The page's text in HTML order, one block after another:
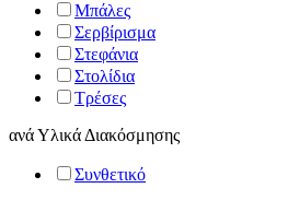
Μπάλες
Σερβίρισμα
Στεφάνια
Στολίδια
Τρέσες
ανάΥλικά Διακόσμησης
Συνθετικό